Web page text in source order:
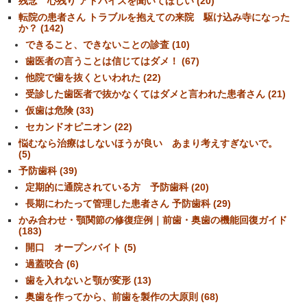
転院の患者さん トラブルを抱えての来院 駆け込み寺になった
か？ (142)
できること、できないことの診査 (10)
歯医者の言うことは信じてはダメ！ (67)
他院で歯を抜くといわれた (22)
受診した歯医者で抜かなくてはダメと言われた患者さん (21)
仮歯は危険 (33)
セカンドオピニオン (22)
悩むなら治療はしないほうが良い あまり考えすぎないで。
(5)
予防歯科 (39)
定期的に通院されている方 予防歯科 (20)
長期にわたって管理した患者さん 予防歯科 (29)
かみ合わせ・顎関節の修復症例｜前歯・奥歯の機能回復ガイド
(183)
開口 オープンバイト (5)
過蓋咬合 (6)
歯を入れないと顎が変形 (13)
奥歯を作ってから、前歯を製作の大原則 (68)